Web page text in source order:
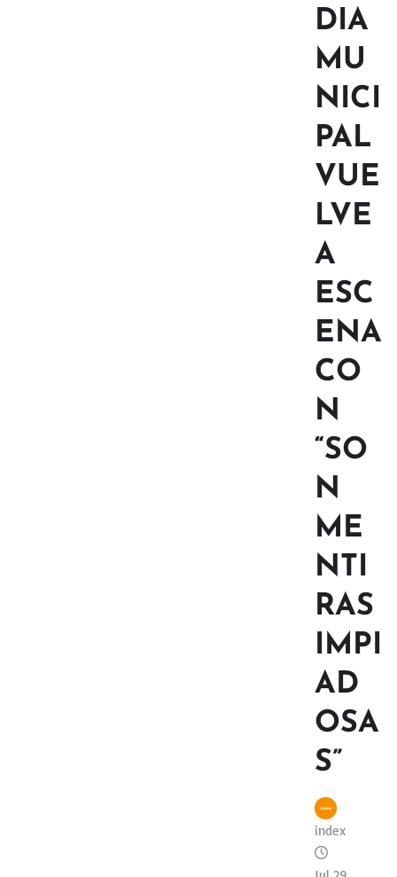
DIA
MU
NICI
PAL
VUE
LVE
A
ESC
ENA
CO
N
“SO
N
ME
NTI
RAS
IMPI
AD
OSA
S”
index